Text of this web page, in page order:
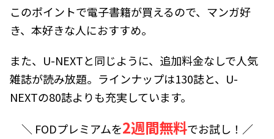
このポイントで電子書籍が買えるので、マンガ好
き、本好きな人におすすめ。
また、U-NEXTと同じように、追加料金なしで人気
雑誌が読み放題。ラインナップは130誌と、U-
NEXTの80誌よりも充実しています。
＼ FODプレミアムを2週間無料でお試し！／